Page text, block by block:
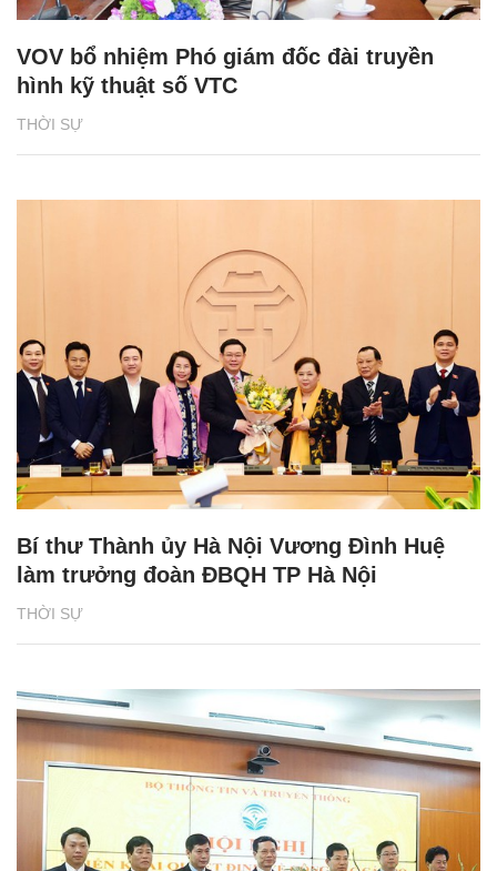
THỜI SỰ
VOV bổ nhiệm Phó giám đốc đài truyền
hình kỹ thuật số VTC
THỜI SỰ
Bí thư Thành ủy Hà Nội Vương Đình Huệ
làm trưởng đoàn ĐBQH TP Hà Nội